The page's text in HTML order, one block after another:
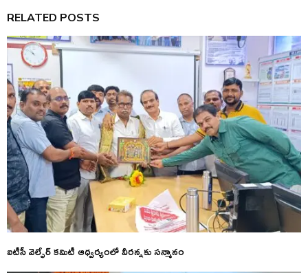
RELATED POSTS
ఐటీసీ వెల్ఫేర్ కమిటీ ఆధ్వర్యంలో వీరన్నకు సన్మానం